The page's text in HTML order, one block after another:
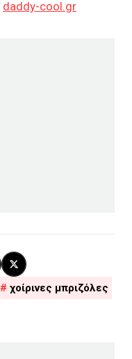
daddy-cool.gr
χοίρινες μπριζόλες